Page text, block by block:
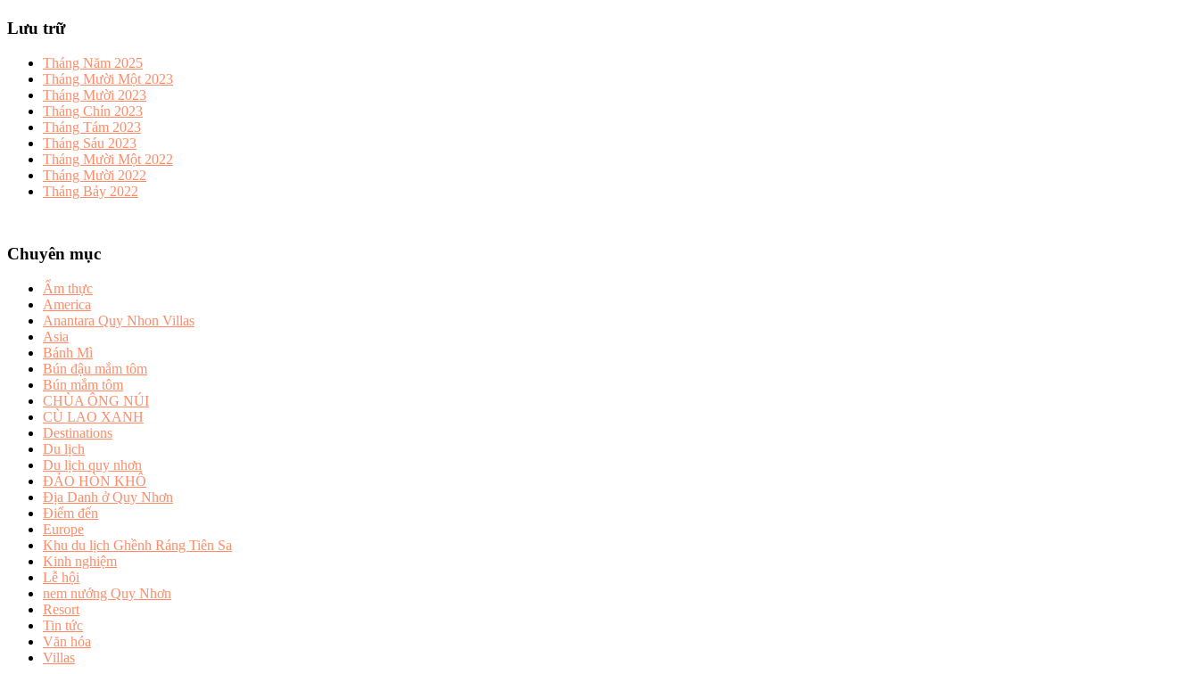
Lưu trữ
Tháng Năm 2025
Tháng Mười Một 2023
Tháng Mười 2023
Tháng Chín 2023
Tháng Tám 2023
Tháng Sáu 2023
Tháng Mười Một 2022
Tháng Mười 2022
Tháng Bảy 2022
Chuyên mục
Ẩm thực
America
Anantara Quy Nhon Villas
Asia
Bánh Mì
Bún đậu mắm tôm
Bún mắm tôm
CHÙA ÔNG NÚI
CÙ LAO XANH
Destinations
Du lịch
Du lịch quy nhơn
ĐẢO HÒN KHÔ
Địa Danh ở Quy Nhơn
Điểm đến
Europe
Khu du lịch Ghềnh Ráng Tiên Sa
Kinh nghiệm
Lễ hội
nem nướng Quy Nhơn
Resort
Tin tức
Văn hóa
Villas